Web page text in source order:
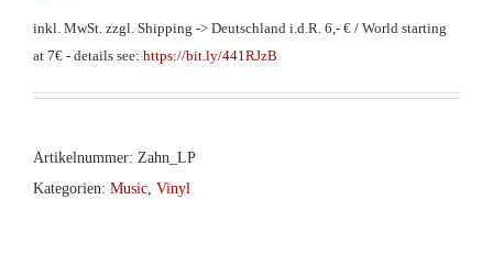
inkl. MwSt. zzgl. Shipping -> Deutschland i.d.R. 6,- € / World starting
at 7€ - details see: https://bit.ly/441RJzB
Artikelnummer: Zahn_LP
Kategorien: Music, Vinyl